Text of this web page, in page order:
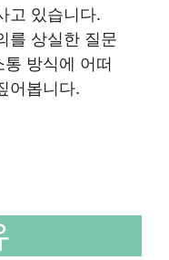
고 있습니다.
를 상실한 질문
방식에 어떠
어봅니다.